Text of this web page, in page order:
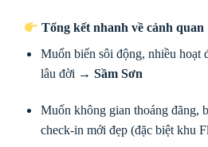
Tổng kết nhanh về cảnh quan
Muốn biển sôi động, nhiều hoạt
lâu đời → Sầm Sơn
Muốn không gian thoáng đãng,
check-in mới đẹp (đặc biệt khu